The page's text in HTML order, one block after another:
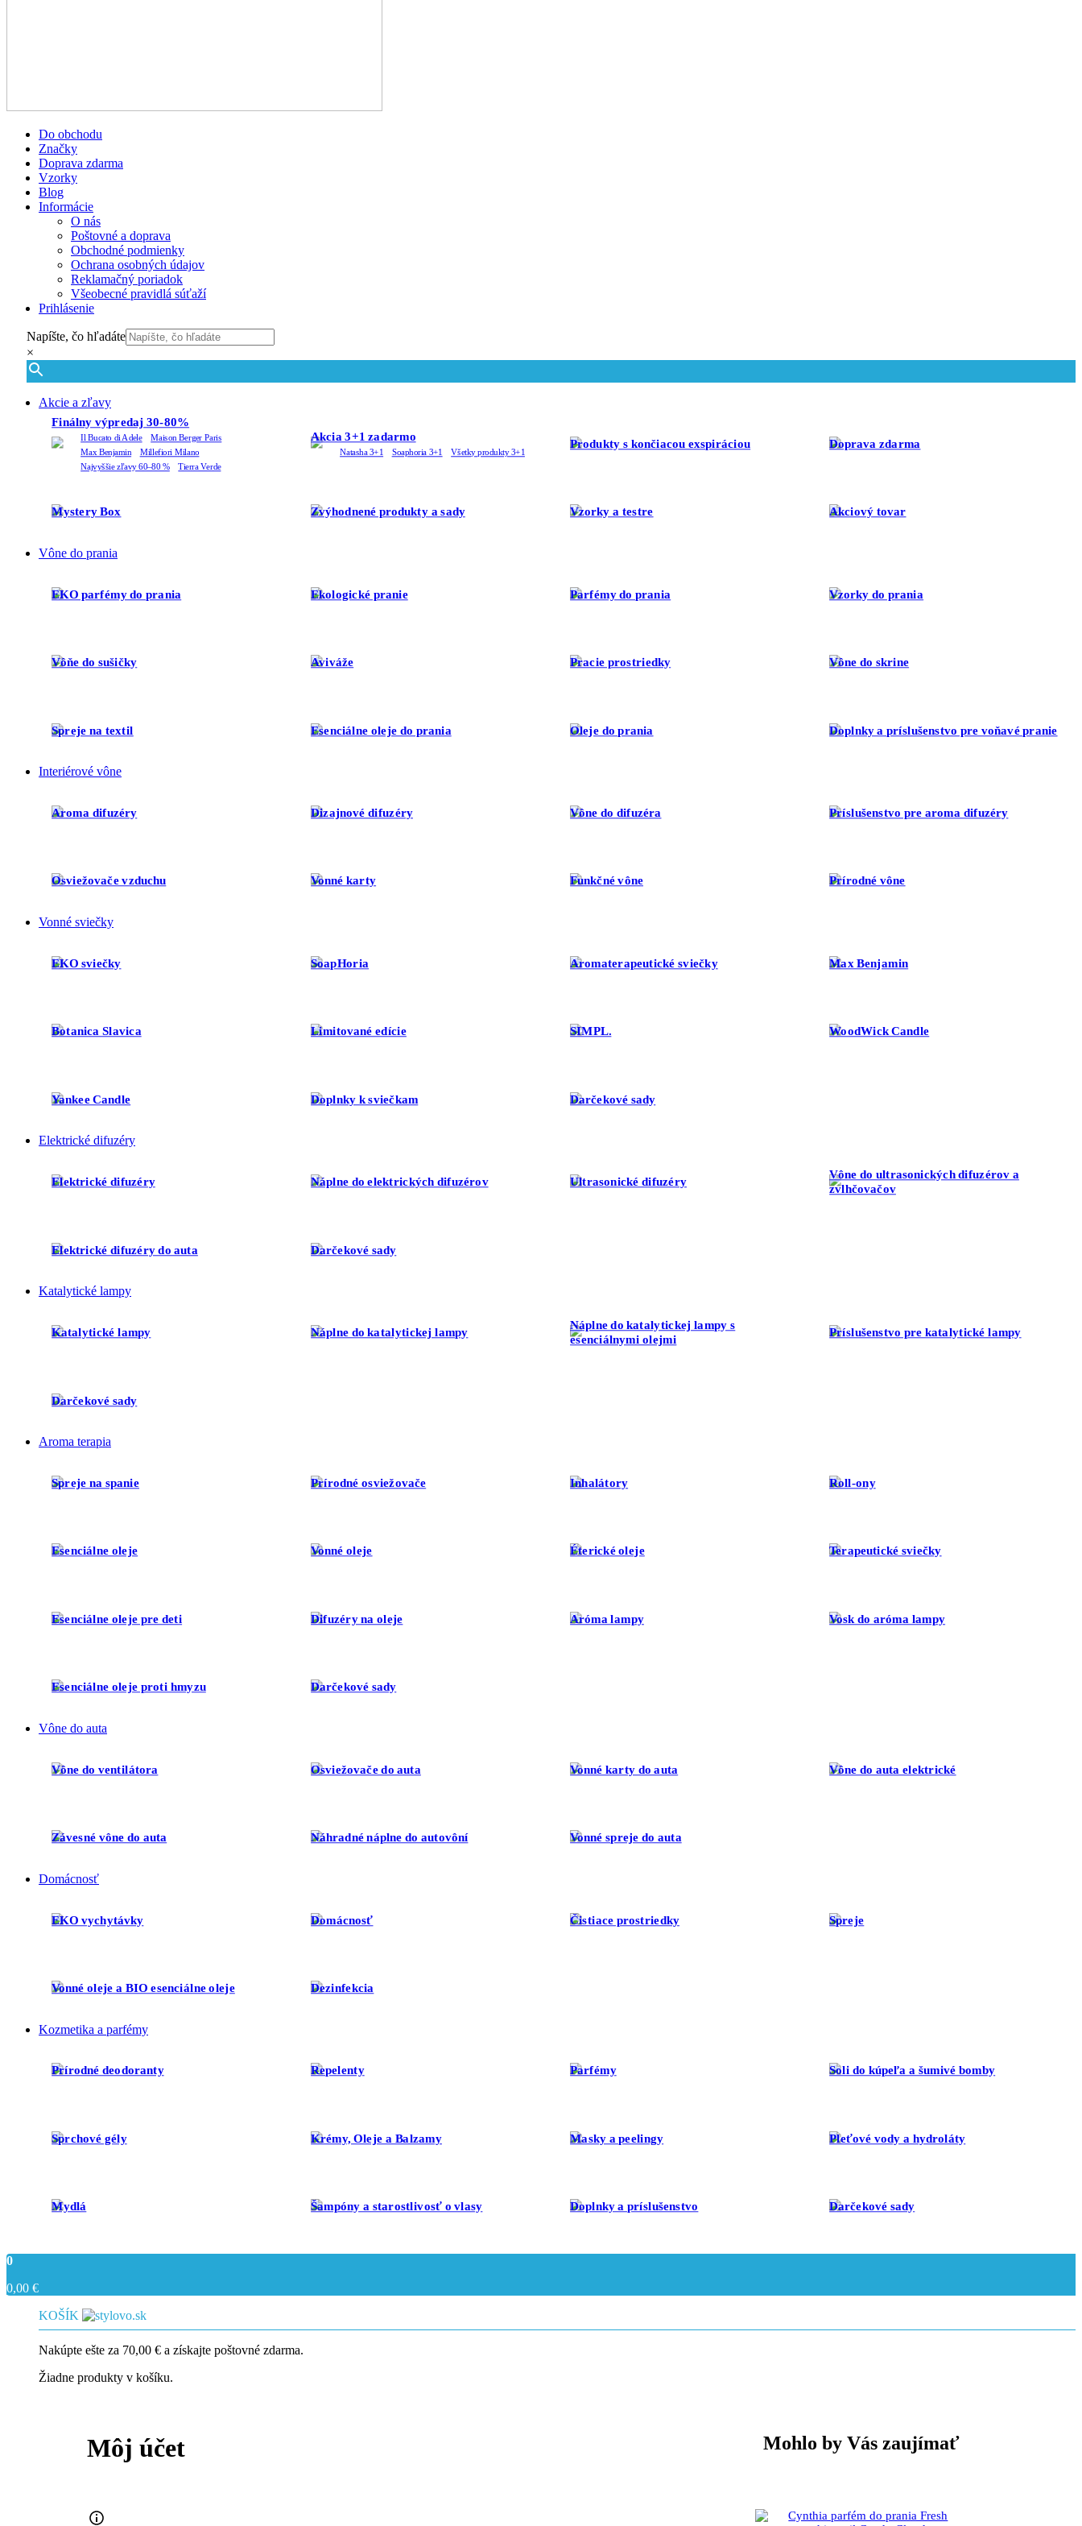
Do obchodu
Značky
Doprava zdarma
Vzorky
Blog
Informácie
O nás
Poštovné a doprava
Obchodné podmienky
Ochrana osobných údajov
Reklamačný poriadok
Všeobecné pravidlá súťaží
Prihlásenie
Napíšte, čo hľadáte
×
Akcie a zľavy
Finálny výpredaj 30-80%
Il Bucato di Adele
Maison Berger Paris
Max Benjamin
Millefiori Milano
Najvyššie zľavy 60–80 % Tierra Verde
Akcia 3+1 zadarmo
Natasha 3+1 Soaphoria 3+1 Všetky produkty 3+1
Produkty s končiacou exspiráciou Doprava zdarma
Mystery Box Zvýhodnené produkty a sady Vzorky a testre Akciový tovar
Vône do prania
EKO parfémy do prania Ekologické pranie Parfémy do prania Vzorky do prania
Vôňe do sušičky Aviváže Pracie prostriedky Vône do skrine
Spreje na textil Esenciálne oleje do prania Oleje do prania Doplnky a príslušenstvo pre voňavé pranie
Interiérové vône
Aroma difuzéry Dizajnové difuzéry Vône do difuzéra Príslušenstvo pre aroma difuzéry
Osviežovače vzduchu Vonné karty Funkčné vône Prírodné vône
Vonné sviečky
EKO sviečky SoapHoria Aromaterapeutické sviečky Max Benjamin
Botanica Slavica Limitované edície SIMPL. WoodWick Candle
Yankee Candle Doplnky k sviečkam Darčekové sady
Elektrické difuzéry
Elektrické difuzéry Náplne do elektrických difuzérov Ultrasonické difuzéry
Vône do ultrasonických difuzérov a
zvlhčovačov
Elektrické difuzéry do auta Darčekové sady
Katalytické lampy
Katalytické lampy Náplne do katalytickej lampy
Náplne do katalytickej lampy s
esenciálnymi olejmi
Príslušenstvo pre katalytické lampy
Darčekové sady
Aroma terapia
Spreje na spanie Prírodné osviežovače Inhalátory Roll-ony
Esenciálne oleje Vonné oleje Éterické oleje Terapeutické sviečky
Esenciálne oleje pre deti Difuzéry na oleje Aróma lampy Vosk do aróma lampy
Esenciálne oleje proti hmyzu Darčekové sady
Vône do auta
Vône do ventilátora Osviežovače do auta Vonné karty do auta Vône do auta elektrické
Závesné vône do auta Náhradné náplne do autovôní Vonné spreje do auta
Domácnosť
EKO vychytávky Domácnosť Čistiace prostriedky Spreje
Vonné oleje a BIO esenciálne oleje Dezinfekcia
Kozmetika a parfémy
Prírodné deodoranty Repelenty Parfémy Soli do kúpeľa a šumivé bomby
Sprchové gély Krémy, Oleje a Balzamy Masky a peelingy Pleťové vody a hydroláty
Mydlá Šampóny a starostlivosť o vlasy Doplnky a príslušenstvo Darčekové sady
0
0,00 €
KOŠÍK
Nakúpte ešte za 70,00 € a získajte poštovné zdarma.
Žiadne produkty v košíku.
Môj účet Mohlo by Vás zaujímať